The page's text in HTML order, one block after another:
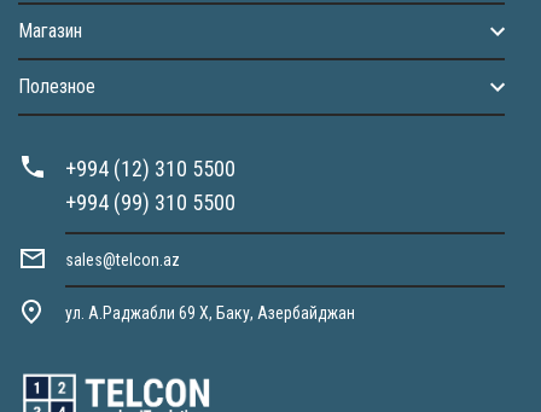
Магазин
Полезное
+994 (12) 310 5500
+994 (99) 310 5500
sales@telcon.az
ул. А.Раджабли 69 X, Баку, Азербайджан